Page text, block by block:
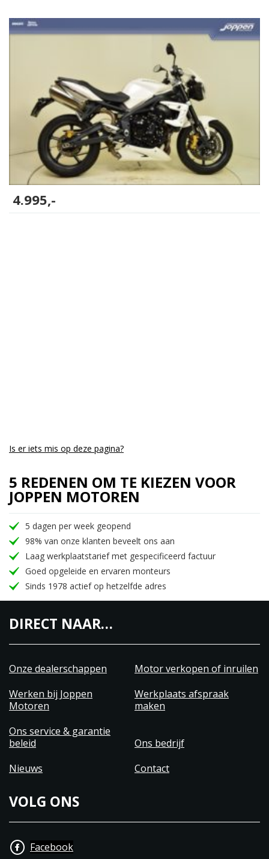
4.995,-
Is er iets mis op deze pagina?
5 REDENEN OM TE KIEZEN VOOR
JOPPEN MOTOREN
5 dagen per week geopend
98% van onze klanten beveelt ons aan
Laag werkplaatstarief met gespecificeerd factuur
Goed opgeleide en ervaren monteurs
Sinds 1978 actief op hetzelfde adres
DIRECT NAAR…
Onze dealerschappen
Motor verkopen of inruilen
Werken bij Joppen
Motoren
Werkplaats afspraak
maken
Ons service & garantie
beleid
Ons bedrijf
Nieuws
Contact
VOLG ONS
Facebook